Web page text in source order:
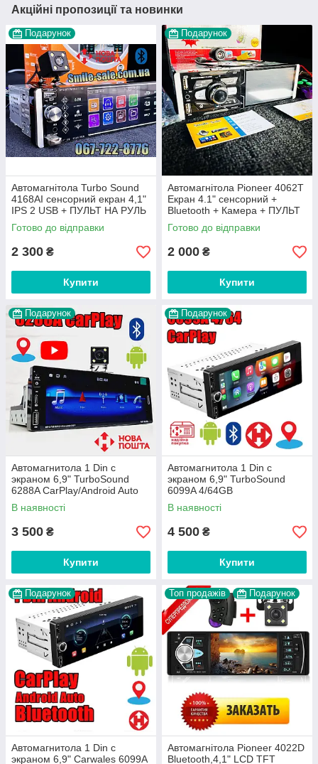
Акційні пропозиції та новинки
Подарунок
Автомагнітола Turbo Sound
4168AI сенсорний екран 4,1"
IPS 2 USB + ПУЛЬТ НА РУЛЬ
+ АМЕРА
Готово до відправки
2 300 ₴
Купити
Подарунок
Автомагнітола Pioneer 4062T
Екран 4.1" сенсорний +
Bluetooth + Камера + ПУЛЬТ
НА РУЛЬ 2022
Готово до відправки
2 000 ₴
Купити
Подарунок
Автомагнитола 1 Din с
экраном 6,9" TurboSound
6288A CarPlay/Android Auto
В наявності
3 500 ₴
Купити
Подарунок
Автомагнитола 1 Din с
экраном 6,9" TurboSound
6099A 4/64GB
CarPlay/Android Auto
В наявності
4 500 ₴
Купити
Подарунок
Автомагнитола 1 Din с
экраном 6,9" Carwales 6099A
Топ продажів Подарунок
Автомагнітола Pioneer 4022D
Bluetooth,4,1" LCD TFT